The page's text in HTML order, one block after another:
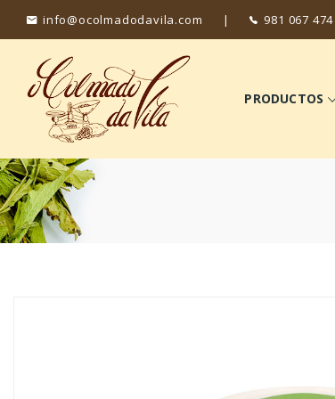
info@ocolmadodavila.com | 981 067 474
PRODUCTOS